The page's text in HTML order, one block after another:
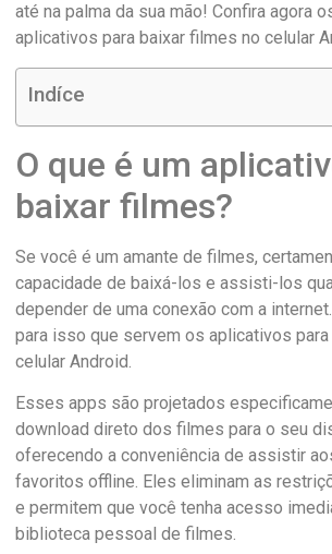
até na palma da sua mão! Confira agora
aplicativos para baixar filmes no celular
Indíce
O que é um
baixar filmes?
Se você é um amante de filmes,
capacidade de baixá-los e assisti-los
depender de uma conexão com a
para isso que servem os aplicativos
celular Android.
Esses apps são projetados
download direto dos filmes para o seu
oferecendo a conveniência de assistir
favoritos offline. Eles eliminam as
e permitem que você tenha acesso
biblioteca pessoal de filmes.